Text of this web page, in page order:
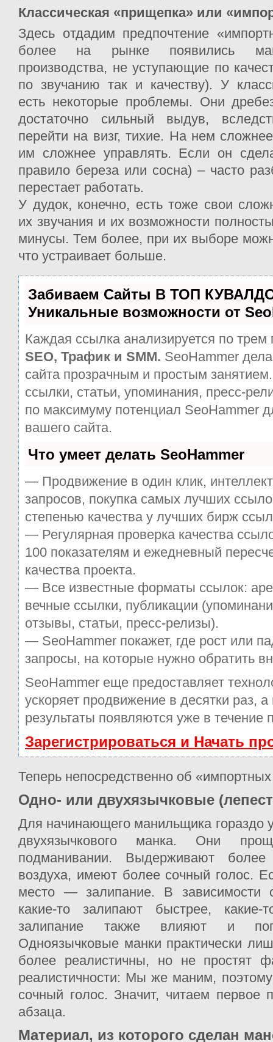
Классическая «прищепка» или
Здесь отдадим предпочтение
более на рынке появились
производства, не уступающие по
по звучанию так и качеству). У
есть некоторые проблемы. Они
достаточно сильный выдув,
перейти на визг, тихие. На нем
им сложнее управлять. Если он
правило береза или сосна) – часто
перестает работать.
У дудок, конечно, есть тоже свои
их звучания и их возможности
минусы. Тем более, при их выборе
что устраивает больше.
Забиваем Сайты В ТОП
Уникальные возможности от
Каждая ссылка анализируется по трем
SEO, Трафик и SMM. SeoHammer
сайта прозрачным и простым
ссылки, статьи, упоминания, пресс-
по максимуму потенциал SeoHammer
вашего сайта.
Что умеет делать SeoHammer
— Продвижение в один клик,
запросов, покупка самых лучших
степенью качества у лучших бирж
— Регулярная проверка качества
100 показателям и ежедневный
качества проекта.
— Все известные форматы ссылок:
вечные ссылки, публикации
отзывы, статьи, пресс-релизы).
— SeoHammer покажет, где рост или
запросы, на которые нужно обратить
SeoHammer еще предоставляет
ускоряет продвижение в десятки раз,
результаты появляются уже в течение
Зарегистрироваться и Начать
Теперь непосредственно об
Одно- или двухязычковые
Для начинающего манильщика гораздо
двухязычкового манка. Они
подманивании. Выдерживают
воздуха, имеют более сочный голос.
место — залипание. В зависимости
какие-то залипают быстрее,
залипание также влияют и
Одноязычковые манки практически
более реалистичны, но не простят
реалистичности: Мы же маним,
сочный голос. Значит, читаем первое
абзаца.
Материал, из которого сделан